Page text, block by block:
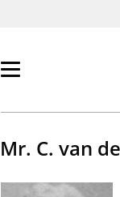
Primair
tonen/verbergen
Mr. C. van